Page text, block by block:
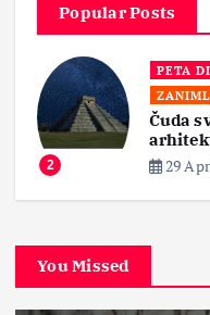
Popular Posts
2
PETA
Čuda
29
You Missed